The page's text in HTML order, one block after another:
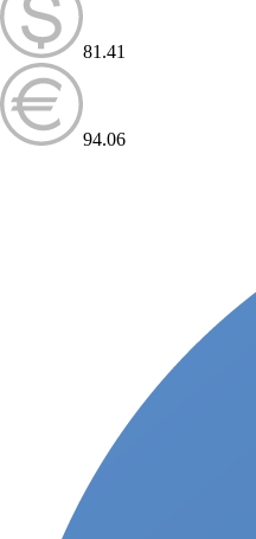
81.41
94.06